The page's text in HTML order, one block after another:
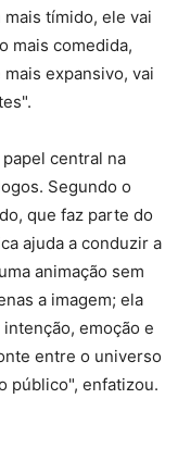
tímido, ele vai
mais comedida,
expansivo, vai
central na
Segundo o
que faz parte do
ajuda a conduzir a
animação sem
a imagem; ela
emoção e
entre o universo
público", enfatizou.